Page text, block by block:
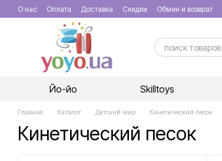
Перейти к основному контенту
О нас Оплата Доставка Скидки Обмен и возврат
Йо-йо Skilltoys
Главная Каталог Детский мир Кинетический песок
Кинетический песок